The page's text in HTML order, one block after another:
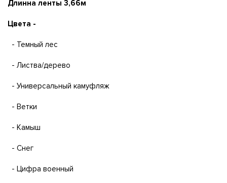
Длинна ленты 3,66м
Цвета -
- Темный лес
- Листва/дерево
- Универсальный камуфляж
- Ветки
- Камыш
- Снег
- Цифра военный